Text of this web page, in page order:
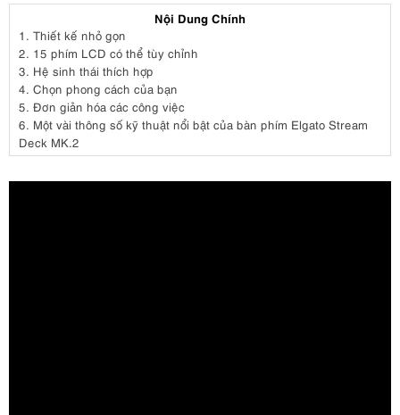
Nội Dung Chính
1. Thiết kế nhỏ gọn
2. 15 phím LCD có thể tùy chỉnh
3. Hệ sinh thái thích hợp
4. Chọn phong cách của bạn
5. Đơn giản hóa các công việc
6. Một vài thông số kỹ thuật nổi bật của bàn phím Elgato Stream
Deck MK.2